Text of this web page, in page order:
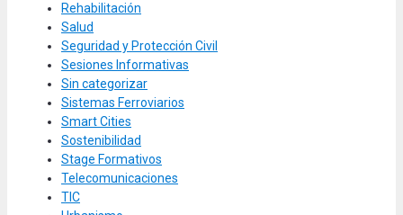
Rehabilitación
Salud
Seguridad y Protección Civil
Sesiones Informativas
Sin categorizar
Sistemas Ferroviarios
Smart Cities
Sostenibilidad
Stage Formativos
Telecomunicaciones
TIC